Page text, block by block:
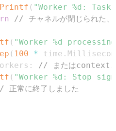
Printf ( "Worker %d:
// チャネルが閉じられた、
( "Worker %d
( 100 * time .
:
// または
( "Worker %d: Stop
正常に終了しました